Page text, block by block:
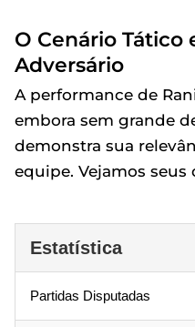
O Cenário Tático
Adversário
A performance de
embora sem grande
demonstra sua
equipe. Vejamos seus
Estatística
Partidas Disputadas